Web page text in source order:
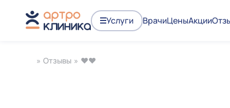
Услуги ВрачиЦеныАкции
» Отзывы » ❤️❤️